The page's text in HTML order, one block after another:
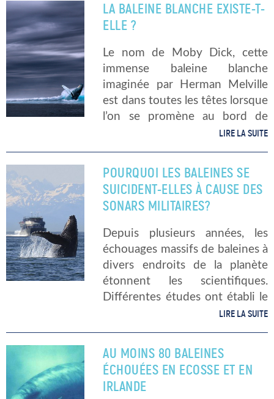
collision, […]
LA BALEINE BLANCHE EXISTE-T-
ELLE ?
Le nom de Moby Dick, cette
immense baleine blanche
imaginée par Herman Melville
est dans toutes les têtes lorsque
l’on se promène au bord de
l’eau. Si elle terrorise les marins
couleur […]
LIRE LA SUITE
POURQUOI LES BALEINES SE
SUICIDENT-ELLES À CAUSE DES
SONARS MILITAIRES?
Depuis plusieurs années, les
échouages massifs de baleines à
divers endroits de la planète
étonnent les scientifiques.
Différentes études ont établi le
lien entre le bruit des sonars
cétacés. Ceux-ci cessent de […]
LIRE LA SUITE
AU MOINS 80 BALEINES
ÉCHOUÉES EN ECOSSE ET EN
IRLANDE